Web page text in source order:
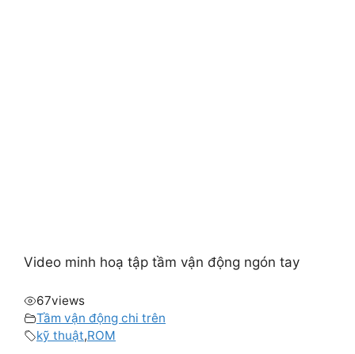
Video minh hoạ tập tầm vận động ngón tay
67views
Tầm vận động chi trên
kỹ thuật,ROM